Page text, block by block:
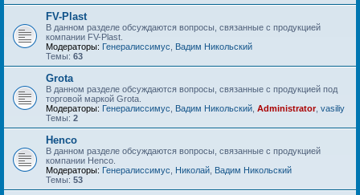
FV-Plast
В данном разделе обсуждаются вопросы, связанные с продукцией
компании FV-Plast.
Модераторы: Генералиссимус
Вадим Никольский
Темы: 63
Grota
В данном разделе обсуждаются вопросы, связанные с продукцией под
торговой маркой Grota.
Модераторы: Генералиссимус Вадим Никольский Administrator, vasiliy
Темы: 2
Henco
В данном разделе обсуждаются вопросы, связанные с продукцией
компании Henco.
Модераторы: Генералиссимус Николай Вадим Никольский
Темы: 53